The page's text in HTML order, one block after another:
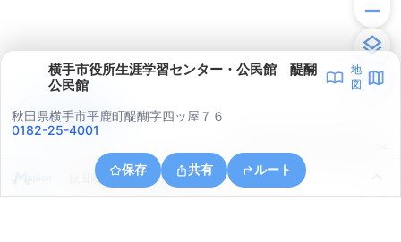
横手市役所生涯学習センター・公民館 醍醐
公民館
地
図
秋田県横手市平鹿町醍醐字四ッ屋７６
0182-25-4001
保存 共有 ルート
秋田県横手市平鹿町醍醐浅舞山
アプリで見る